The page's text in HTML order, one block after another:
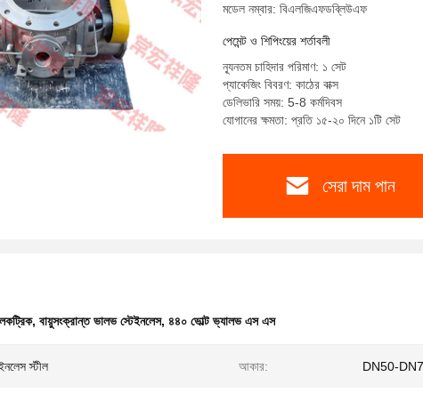
মডেল নম্বার: বিএলজিএফডব্লিউএফ
পেমেন্ট ও শিপিংয়ের শর্তাবলী
ন্যূনতম চাহিদার পরিমাণ: ১ সেট
প্যাকেজিং বিবরণ: কাঠের বাক্স
ডেলিভারি সময়: 5-8 কর্মদিবস
যোগানের ক্ষমতা: প্রতি ১৫-২০ দিনে ১টি সেট
সেরা দাম পান
, বায়ুসংক্রান্ত ভালভ স্টেইনলেস, ৪৪০ ভোল্ট ভ্যালভ এস এস
স্টীল আকার: DN50-